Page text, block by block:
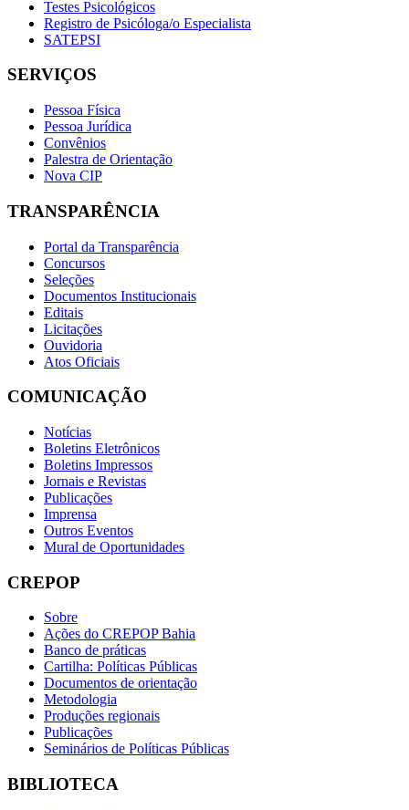
Testes Psicológicos
Registro de Psicóloga/o Especialista
SATEPSI
SERVIÇOS
Pessoa Física
Pessoa Jurídica
Convênios
Palestra de Orientação
Nova CIP
TRANSPARÊNCIA
Portal da Transparência
Concursos
Seleções
Documentos Institucionais
Editais
Licitações
Ouvidoria
Atos Oficiais
COMUNICAÇÃO
Notícias
Boletins Eletrônicos
Boletins Impressos
Jornais e Revistas
Publicações
Imprensa
Outros Eventos
Mural de Oportunidades
CREPOP
Sobre
Ações do CREPOP Bahia
Banco de práticas
Cartilha: Políticas Públicas
Documentos de orientação
Metodologia
Produções regionais
Publicações
Seminários de Políticas Públicas
BIBLIOTECA